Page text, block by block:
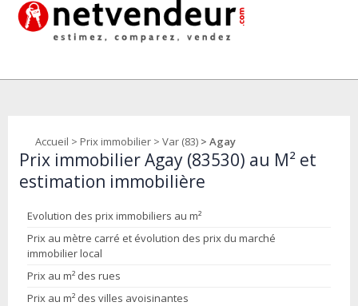
Accueil > Prix immobilier > Var (83) > Agay
Prix immobilier Agay (83530) au M² et
estimation immobilière
Evolution des prix immobiliers au m²
Prix au mètre carré et évolution des prix du marché
immobilier local
Prix au m² des rues
Prix au m² des villes avoisinantes